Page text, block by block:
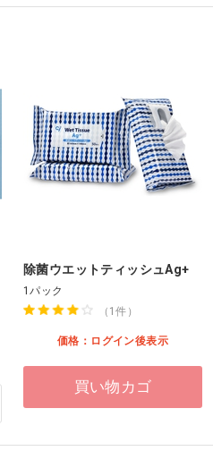
除菌ウエットティッシュAg+
1パック
（1件）
価格：ログイン後表示
買い物カゴ